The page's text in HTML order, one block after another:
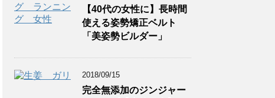
【40代の女性に】長時間
使える姿勢矯正ベルト
「美姿勢ビルダー」
2018/09/15
完全無添加のジンジャー